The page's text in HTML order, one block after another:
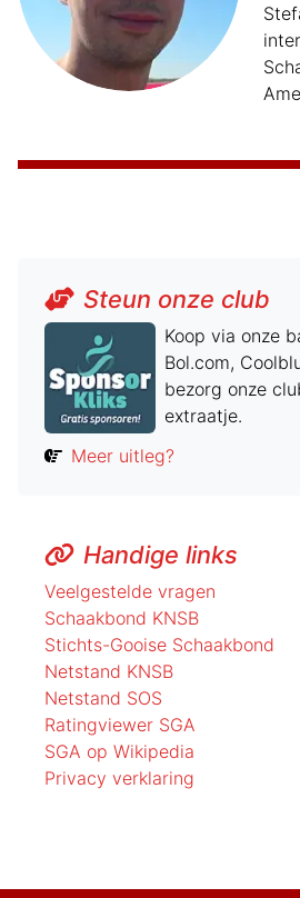
Steun onze club
Koop via onze
Bol.com,
bezorg onze
extraatje.
Meer uitleg?
Handige links
Veelgestelde vragen
Schaakbond KNSB
Stichts-Gooise Schaakbond
Netstand KNSB
Netstand SOS
Ratingviewer SGA
SGA op Wikipedia
Privacy verklaring